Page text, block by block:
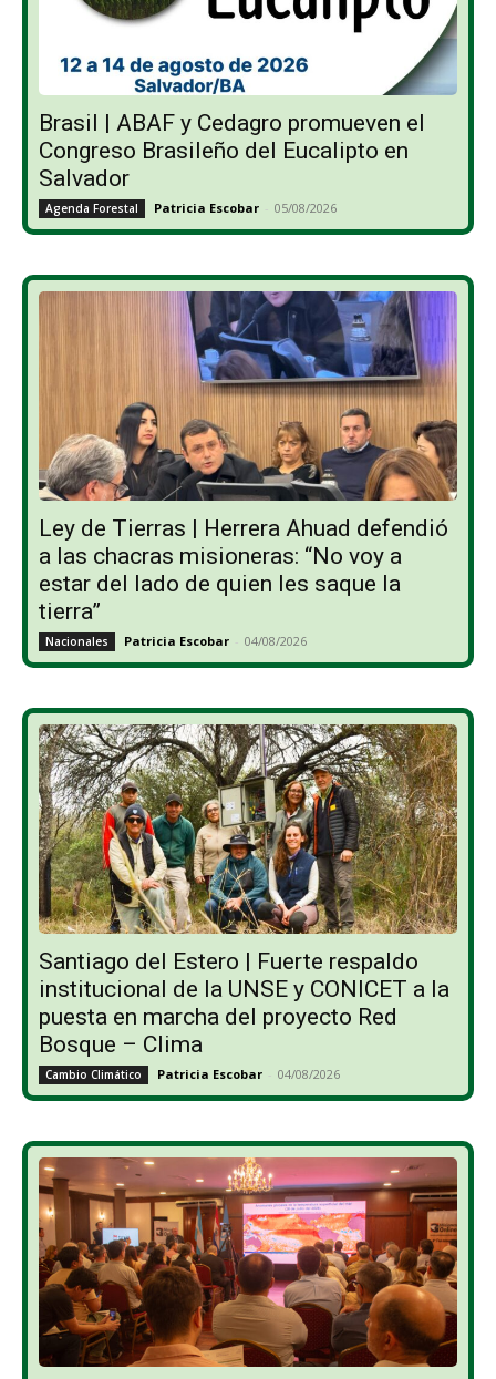
Brasil | ABAF y Cedagro promueven el
Congreso Brasileño del Eucalipto en
Salvador
Agenda Forestal Patricia Escobar - 05/08/2026
Ley de Tierras | Herrera Ahuad defendió
a las chacras misioneras: “No voy a
estar del lado de quien les saque la
tierra”
Nacionales Patricia Escobar - 04/08/2026
Santiago del Estero | Fuerte respaldo
institucional de la UNSE y CONICET a la
puesta en marcha del proyecto Red
Bosque – Clima
Cambio Climático Patricia Escobar - 04/08/2026